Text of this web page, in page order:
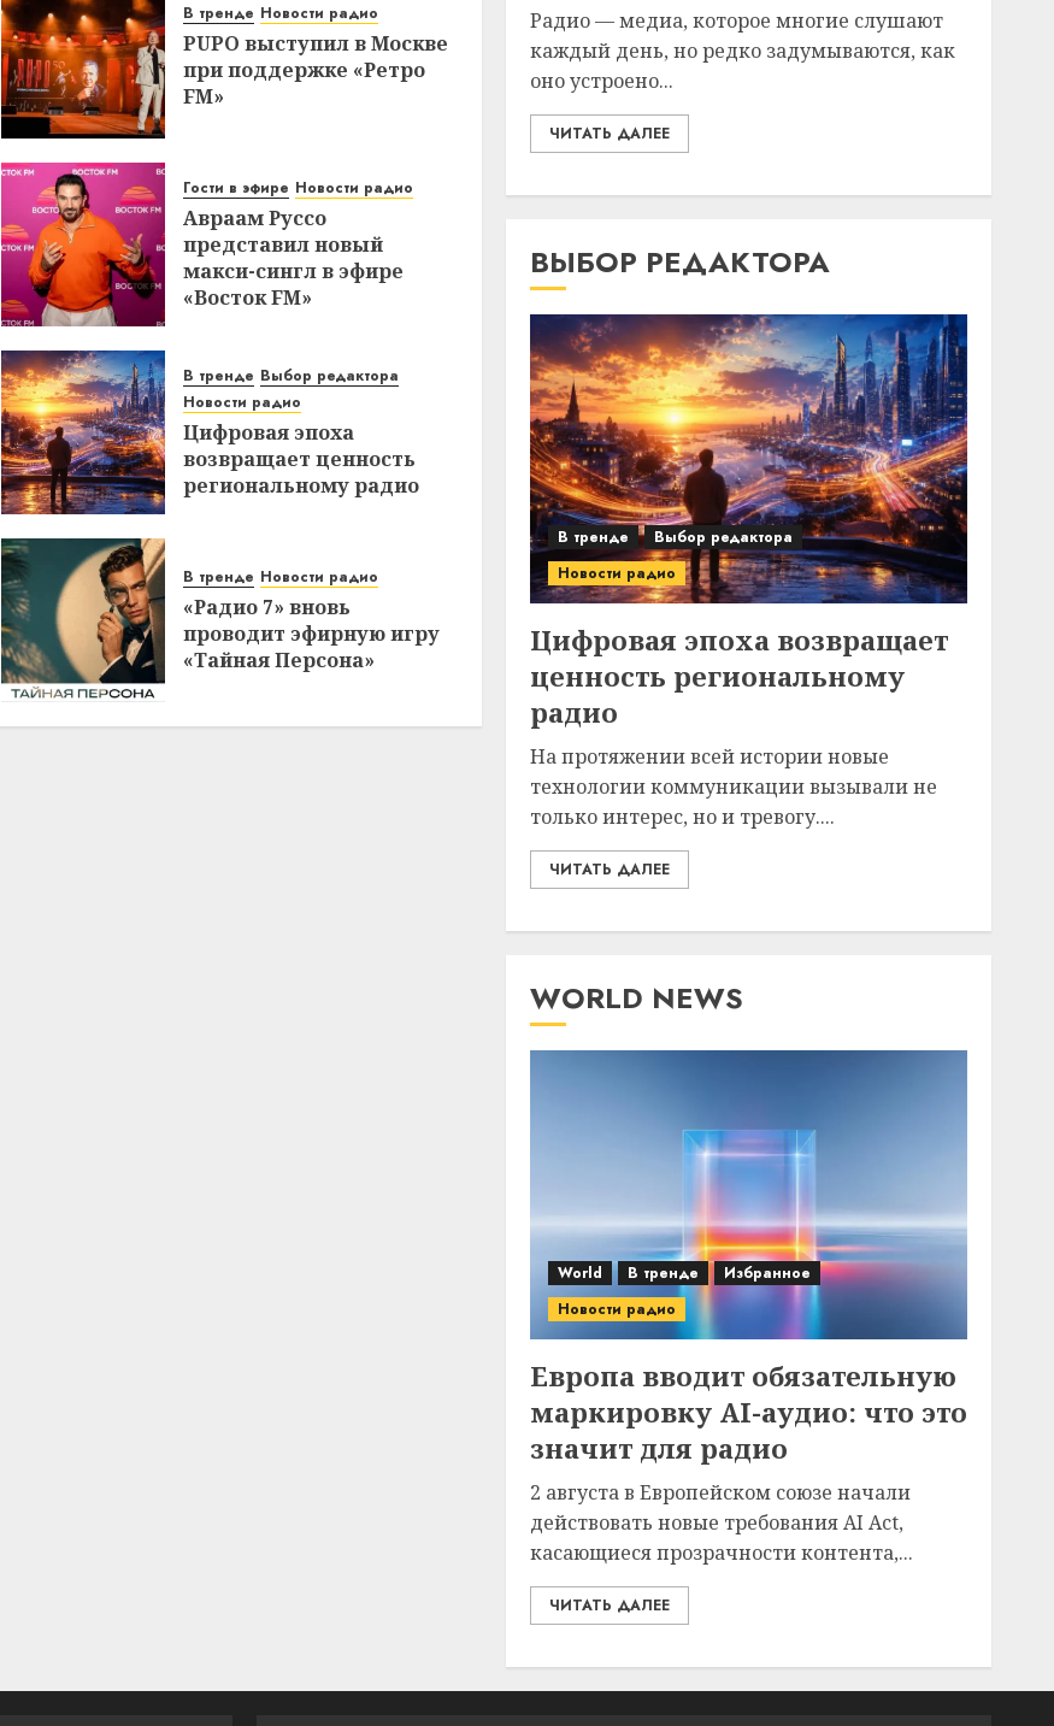
В тренде Новости радио
PUPO выступил в Москве
при поддержке «Ретро
FM»
Гости в эфире Новости радио
Авраам Руссо
представил новый
макси-сингл в эфире
«Восток FM»
В тренде Выбор редактора
Новости радио
Цифровая эпоха
возвращает ценность
региональному радио
В тренде Новости радио
«Радио 7» вновь
проводит эфирную игру
«Тайная Персона»
Радио — медиа, которое многие слушают
каждый день, но редко задумываются, как
оно устроено...
ЧИТАТЬ ДАЛЕЕ
ВЫБОР РЕДАКТОРА
В тренде
Выбор редактора
Новости радио
Цифровая эпоха возвращает
ценность региональному
радио
На протяжении всей истории новые
технологии коммуникации вызывали не
только интерес, но и тревогу....
ЧИТАТЬ ДАЛЕЕ
WORLD NEWS
World В тренде
Избранное
Новости радио
Европа вводит обязательную
маркировку AI-аудио: что это
значит для радио
2 августа в Европейском союзе начали
действовать новые требования AI Act,
касающиеся прозрачности контента,...
ЧИТАТЬ ДАЛЕЕ